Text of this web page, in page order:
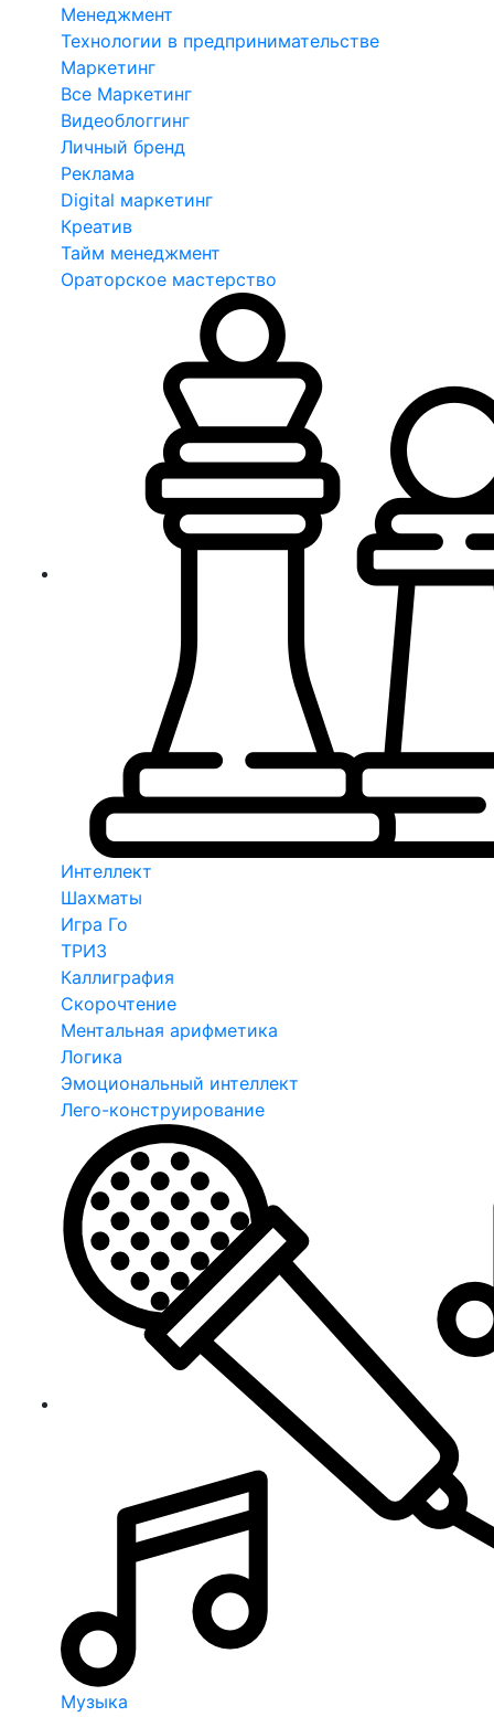
Менеджмент
Технологии в предпринимательстве
Маркетинг
Все Маркетинг
Видеоблоггинг
Личный бренд
Реклама
Digital маркетинг
Креатив
Тайм менеджмент
Ораторское мастерство
Интеллект
Шахматы
Игра Го
ТРИЗ
Каллиграфия
Скорочтение
Ментальная арифметика
Логика
Эмоциональный интеллект
Лего-конструирование
Музыка